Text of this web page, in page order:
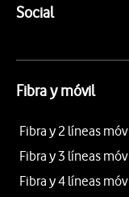
SocialEnlaces a
Fibra y móvil
Fibra y 2 líneas
Fibra y 3 líneas
Fibra y 4 líneas